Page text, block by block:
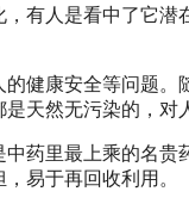
有人是看中了它潜
康安全等问题。
天然无污染的，对
药里最上乘的名
易于再回收利用。